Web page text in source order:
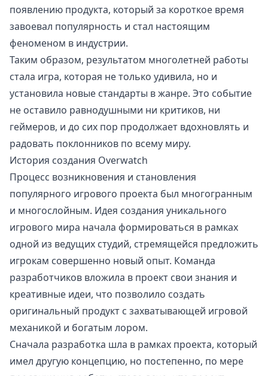
появлению продукта, который за короткое время
завоевал популярность и стал настоящим
феноменом в индустрии.
Таким образом, результатом многолетней работы
стала игра, которая не только удивила, но и
установила новые стандарты в жанре. Это событие
не оставило равнодушными ни критиков, ни
геймеров, и до сих пор продолжает вдохновлять и
радовать поклонников по всему миру.
История создания Overwatch
Процесс возникновения и становления
популярного игрового проекта был многогранным
и многослойным. Идея создания уникального
игрового мира начала формироваться в рамках
одной из ведущих студий, стремящейся предложить
игрокам совершенно новый опыт. Команда
разработчиков вложила в проект свои знания и
креативные идеи, что позволило создать
оригинальный продукт с захватывающей игровой
механикой и богатым лором.
Сначала разработка шла в рамках проекта, который
имел другую концепцию, но постепенно, по мере